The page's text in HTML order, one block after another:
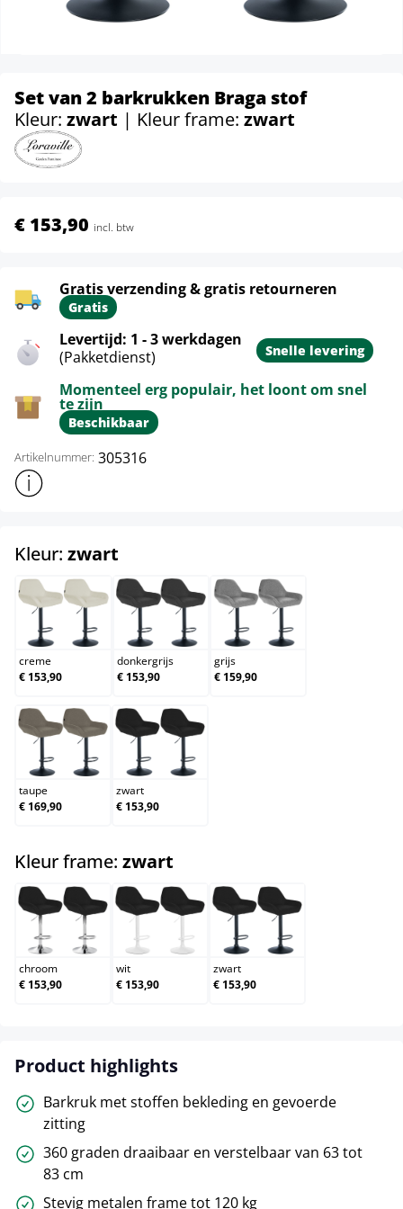
Set van 2 barkrukken Braga stof
Kleur: zwart | Kleur frame: zwart
€ 153,90 incl. btw
Gratis verzending & gratis retourneren
Gratis
Levertijd: 1 - 3 werkdagen
(Pakketdienst)
Snelle levering
Momenteel erg populair, het loont om snel
te zijn
Beschikbaar
Artikelnummer: 305316
Toon meer productinformatie
Kleur: zwart
creme
creme
€ 153,90
donkergrijs
donkergrijs
€ 153,90
grijs
grijs
€ 159,90
taupe
taupe
€ 169,90
zwart
zwart
€ 153,90
Kleur frame: zwart
chroom
chroom
€ 153,90
wit
€ 153,90
zwart
zwart
€ 153,90
Product highlights
Barkruk met stoffen bekleding en gevoerde
zitting
360 graden draaibaar en verstelbaar van 63 tot
83 cm
Stevig metalen frame tot 120 kg